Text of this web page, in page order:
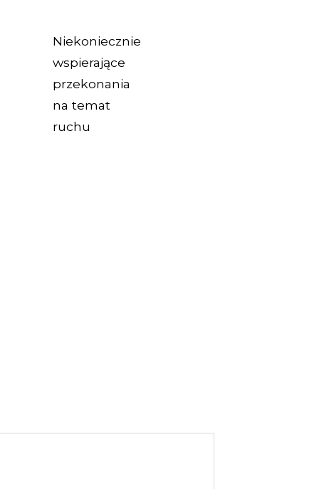
Niekoniecznie
wspierające
przekonania
na temat
ruchu